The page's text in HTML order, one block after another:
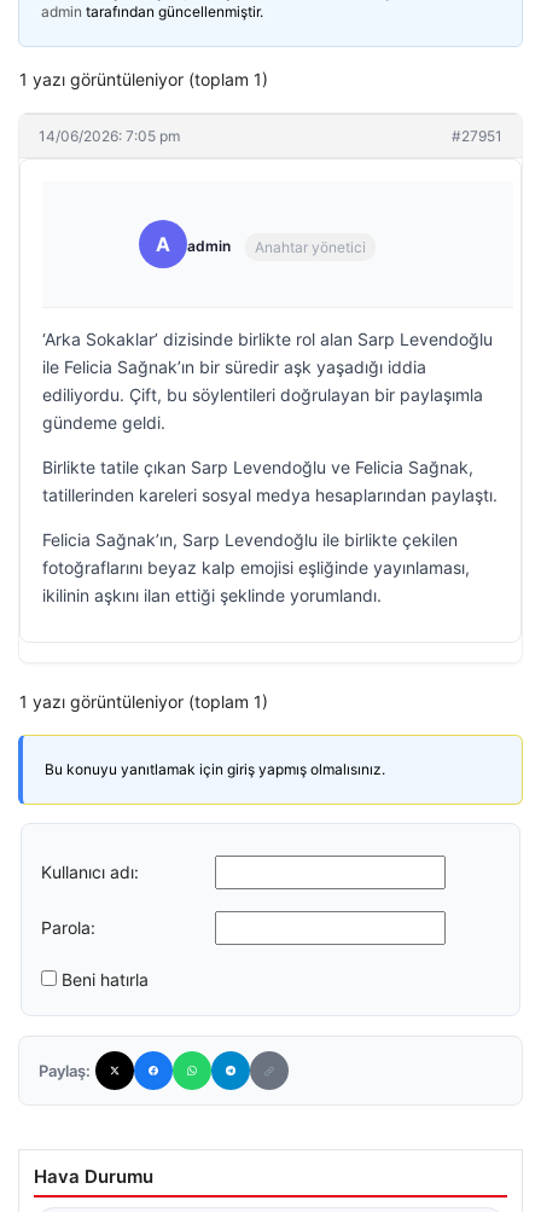
admin tarafından güncellenmiştir.
1 yazı görüntüleniyor (toplam 1)
14/06/2026: 7:05 pm #27951
A admin Anahtar yönetici
‘Arka Sokaklar’ dizisinde birlikte rol alan Sarp Levendoğlu
ile Felicia Sağnak’ın bir süredir aşk yaşadığı iddia
ediliyordu. Çift, bu söylentileri doğrulayan bir paylaşımla
gündeme geldi.
Birlikte tatile çıkan Sarp Levendoğlu ve Felicia Sağnak,
tatillerinden kareleri sosyal medya hesaplarından paylaştı.
Felicia Sağnak’ın, Sarp Levendoğlu ile birlikte çekilen
fotoğraflarını beyaz kalp emojisi eşliğinde yayınlaması,
ikilinin aşkını ilan ettiği şeklinde yorumlandı.
1 yazı görüntüleniyor (toplam 1)
Bu konuyu yanıtlamak için giriş yapmış olmalısınız.
Kullanıcı adı:
Parola:
Beni hatırla
Paylaş:
Hava Durumu